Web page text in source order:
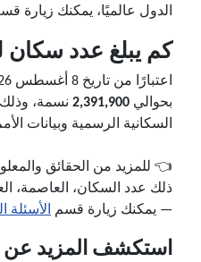
الدول عالميًا، يمكنك زيارة
كم يبلغ عدد سكان
اعتبارًا من تاريخ 8 أغسطس 2026، يُقدّر عدد سكان
بحوالي 2,391,900 نسمة،
السكانية الرسمية وبيانات
👈 للمزيد من الحقائق
ذلك عدد السكان، العاصمة،
— يمكنك زيارة قسم
استكشف المزيد عن